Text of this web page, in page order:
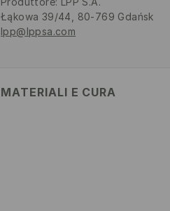
Łąkowa 39/44, 80-769 Gdańsk
lpp@lppsa.com
MATERIALI E CURA